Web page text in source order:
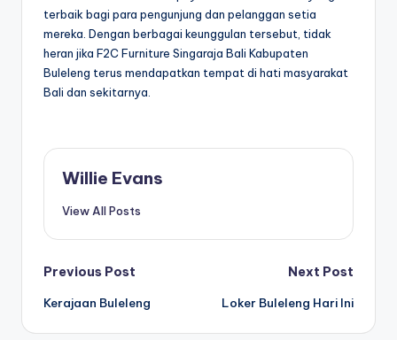
terbaik bagi para pengunjung dan pelanggan setia
mereka. Dengan berbagai keunggulan tersebut, tidak
heran jika F2C Furniture Singaraja Bali Kabupaten
Buleleng terus mendapatkan tempat di hati masyarakat
Bali dan sekitarnya.
Willie Evans
View All Posts
Post
navigation
Previous Post
Kerajaan Buleleng
Next Post
Loker Buleleng Hari Ini